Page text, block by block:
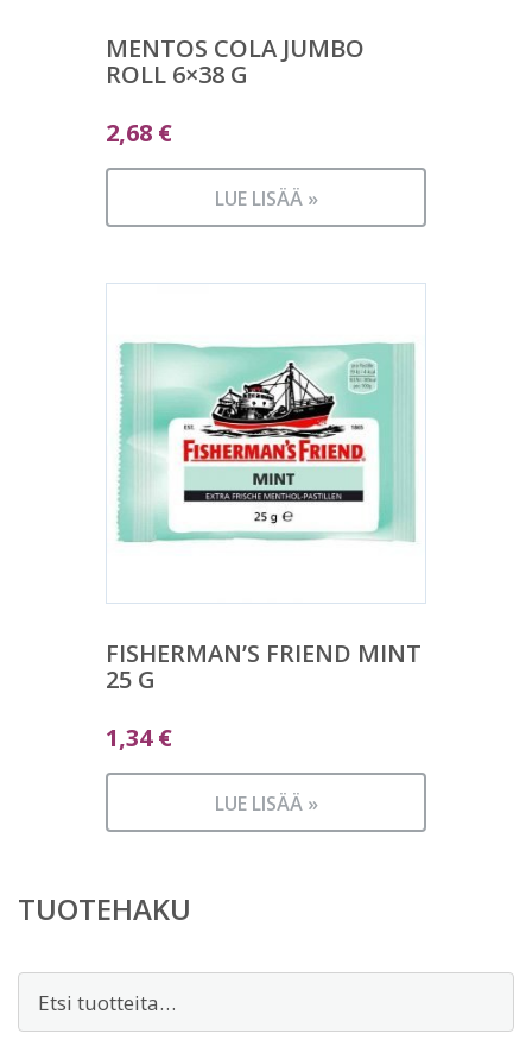
MENTOS COLA JUMBO
ROLL 6×38 G
2,68 €
LUE LISÄÄ »
FISHERMAN’S FRIEND MINT
25 G
1,34€
LUE LISÄÄ »
TUOTEHAKU